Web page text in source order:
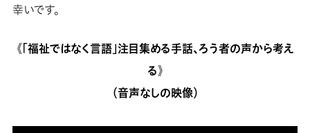
幸いです。
《「福祉ではなく言語」注目集める手話、ろう者の声から考え
る》
（音声なしの映像）